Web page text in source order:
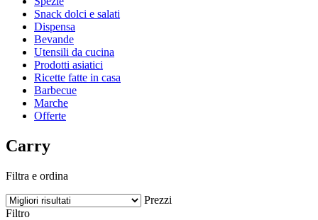
Snack dolci e salati
Dispensa
Bevande
Utensili da cucina
Prodotti asiatici
Ricette fatte in casa
Barbecue
Marche
Offerte
Carry
Filtra e ordina
Prezzi
Filtro